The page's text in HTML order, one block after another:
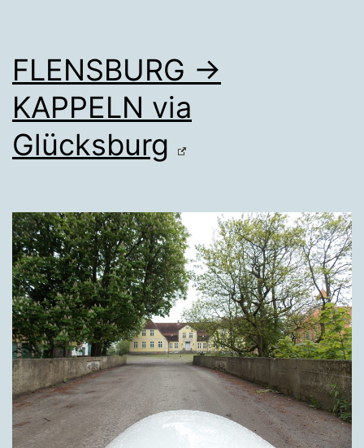
FLENSBURG →
KAPPELN via
Glücksburg